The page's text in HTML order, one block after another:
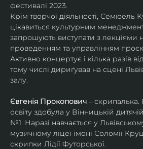
фестивалі 2023.
Крім творчої діяльності, Семюель
цікавиться культурним
запрошують виступати з лекціями
проведенням та управлінням
Активно концертує і кілька разів
тому числі дириґував на сцені
залу.
Євгенія Прокопович – скрипалька.
освіту здобула у Вінницькій
№1. Наразі навчається у
музичному ліцеї імені Соломії
скрипки Лідії Футорської.